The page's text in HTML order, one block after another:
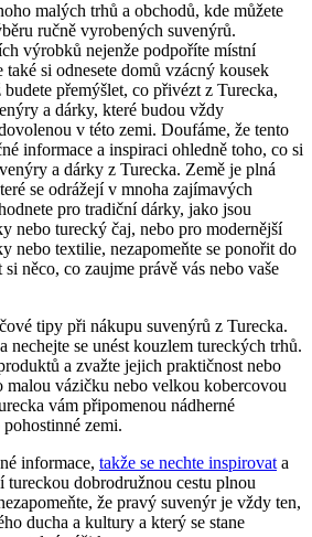
malých trhů a obchodů, kde můžete
‌ručně vyrobených suvenýrů.
výrobků nejenže podpoříte místní
si odnesete domů vzácný kousek
přemýšlet, co přivézt​ z Turecka,
a dárky, které budou vždy
v této‌ zemi. Doufáme, že tento
informace a inspiraci ohledně ⁤toho, co‌ si
a dárky z Turecka. Země je plná
se odrážejí v mnoha zajímavých⁤
pro tradiční dárky, jako jsou
nebo turecký čaj, nebo pro modernější
nebo textilie, nezapomeňte se ponořit do
něco, co⁢ zaujme ⁤právě vás nebo vaše
tipy při nákupu suvenýrů z ⁢Turecka.⁤
nechejte se unést kouzlem‍ tureckých trhů.
a zvažte jejich praktičnost nebo
malou vázičku⁤ nebo velkou kobercovou
vám připomenou nádherné
zemi.
informace, takže se nechte inspirovat a‍
tureckou ⁤dobrodružnou cestu⁤ plnou
⁤že pravý suvenýr je vždy⁢ ten,
ducha a kultury​ a‍ který ⁣se stane